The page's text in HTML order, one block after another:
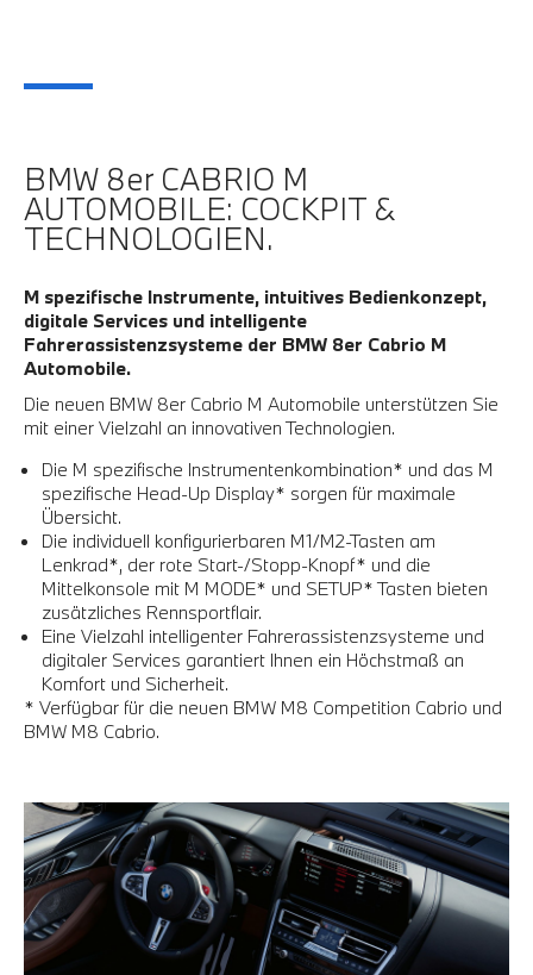
BMW 8er CABRIO M
AUTOMOBILE: COCKPIT &
TECHNOLOGIEN.
M spezifische Instrumente, intuitives Bedienkonzept,
digitale Services und intelligente
Fahrerassistenzsysteme der BMW 8er Cabrio M
Automobile.
Die neuen BMW 8er Cabrio M Automobile unterstützen Sie
mit einer Vielzahl an innovativen Technologien.
Die M spezifische Instrumentenkombination* und das M
spezifische Head-Up Display* sorgen für maximale
Übersicht.
Die individuell konfigurierbaren M1/M2-Tasten am
Lenkrad*, der rote Start-/Stopp-Knopf* und die
Mittelkonsole mit M MODE* und SETUP* Tasten bieten
zusätzliches Rennsportflair.
Eine Vielzahl intelligenter Fahrerassistenzsysteme und
digitaler Services garantiert Ihnen ein Höchstmaß an
Komfort und Sicherheit.
* Verfügbar für die neuen BMW M8 Competition Cabrio und
BMW M8 Cabrio.